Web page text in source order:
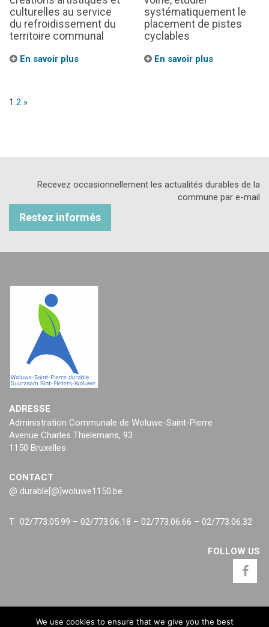
culturelles au service
du refroidissement du
territoire communal
En savoir plus
systématiquement le
placement de pistes
cyclables
En savoir plus
1 2 »
Recevez occasionnellement les actualités durables de la
commune par e-mail
Restez informés
ADRESSE
Administration Communale de Woluwe-Saint-Pierre
Avenue Charles Thielemans, 93
1150 Bruxelles
CONTACT
@ durable[@]woluwe1150.be
T. 02/773.05.99 – 02/773.06.18 – 02/773.06.66 – 02/773.06.32
FOLLOW US
We use cookies to ensure that we give you the best